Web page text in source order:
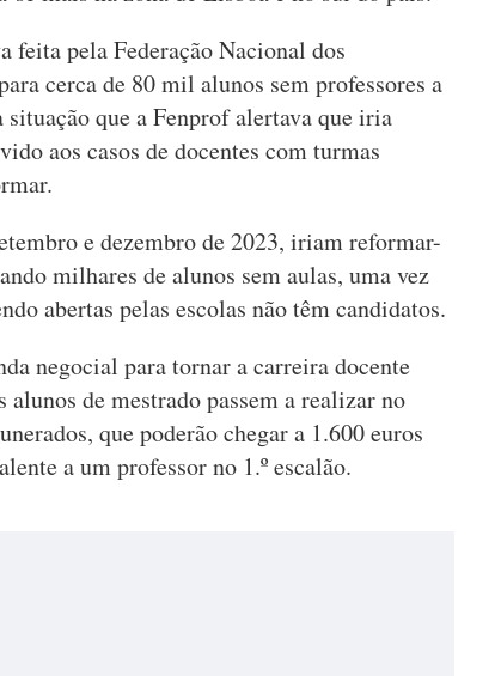
pela Federação Nacional dos
cerca de 80 mil alunos sem professores a
que a Fenprof alertava que iria
aos casos de docentes com turmas
e dezembro de 2023, iriam reformar-
milhares de alunos sem aulas, uma vez
abertas pelas escolas não têm candidatos.
negocial para tornar a carreira docente
de mestrado passem a realizar no
que poderão chegar a 1.600 euros
a um professor no 1.º escalão.